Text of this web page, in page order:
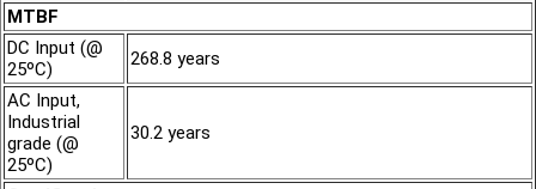
MTBF
DC Input (@
25ºC)
268.8 years
AC Input,
Industrial
grade (@
25ºC)
30.2 years